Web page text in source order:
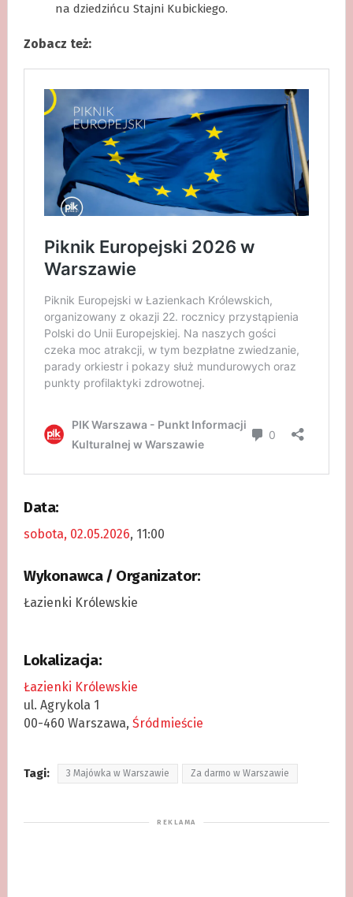
na dziedzińcu Stajni Kubickiego.
Zobacz też:
Data:
sobota, 02.05.2026, 11:00
Wykonawca / Organizator:
Łazienki Królewskie
Lokalizacja:
Łazienki Królewskie
ul. Agrykola 1
00-460 Warszawa, Śródmieście
Tagi: 3 Majówka w Warszawie Za darmo w Warszawie